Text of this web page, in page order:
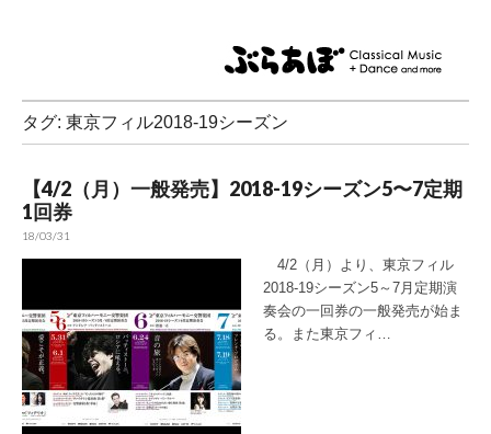
東京フィルハーモ
ニー交響楽団
タグ: 東京フィル2018-19シーズン
【4/2（月）一般発売】2018-19シーズン5〜7定期
1回券
18/03/31
4/2（月）より、東京フィル
2018-19シーズン5～7月定期演
奏会の一回券の一般発売が始ま
る。また東京フィ…